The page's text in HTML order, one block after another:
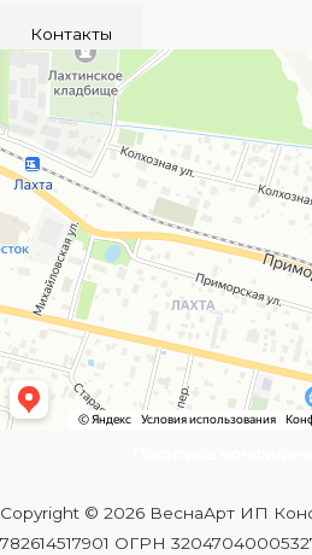
Контакты
Copyright © 2026 ВеснаАрт ИП
782614517901 ОГРН